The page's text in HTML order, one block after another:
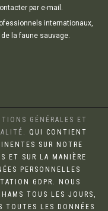
par e-mail.
internationaux,
la faune sauvage.
GÉNÉRALES ET
QUI CONTIENT
SUR NOTRE
ET SUR LA MANIÈRE
PERSONNELLES
GDPR. NOUS
TOUS LES JOURS,
TOUTES LES DONNÉES